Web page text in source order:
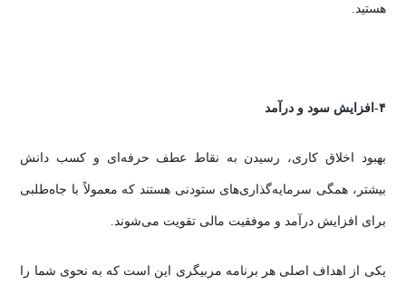
هستید.
۴-افزایش سود و درآمد
بهبود اخلاق کاری، رسیدن به نقاط عطف حرفه‌ای و کسب دانش
بیشتر، همگی سرمایه‌گذاری‌های ستودنی هستند که معمولاً با جاه‌طلبی
برای افزایش درآمد و موفقیت مالی تقویت می‌شوند.
یکی از اهداف اصلی هر برنامه مربیگری این است که به نحوی شما را